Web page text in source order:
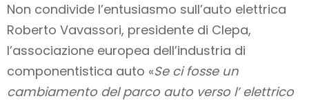
Non condivide l’entusiasmo sull’auto elettrica
Roberto Vavassori, presidente di Clepa,
l’associazione europea dell’industria di
componentistica auto «Se ci fosse un
cambiamento del parco auto verso l’ elettrico